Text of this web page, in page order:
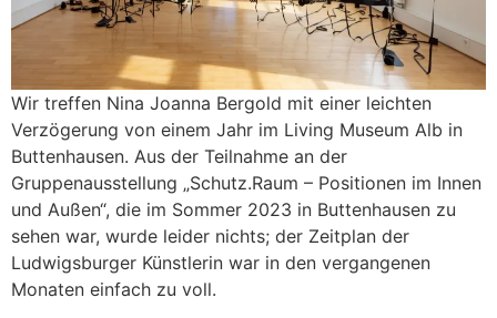
Wir treffen Nina Joanna Bergold mit einer leichten
Verzögerung von einem Jahr im Living Museum Alb in
Buttenhausen. Aus der Teilnahme an der
Gruppenausstellung „Schutz.Raum – Positionen im Innen
und Außen“, die im Sommer 2023 in Buttenhausen zu
sehen war, wurde leider nichts; der Zeitplan der
Ludwigsburger Künstlerin war in den vergangenen
Monaten einfach zu voll.